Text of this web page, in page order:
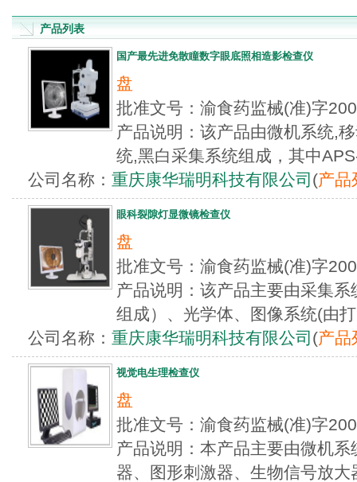
产品列表
国产最先进免散瞳数字眼底照相造影检查仪
盘
批准文号：渝食药监械(准)字
产品说明：该产品由微机系统,
统,黑白采集系统组成，其中
公司名称： 重庆康华瑞明科技有限公司 (产品
眼科裂隙灯显微镜检查仪
盘
批准文号：渝食药监械(准)字
产品说明：该产品主要由采集
组成）、光学体、图像系统(由
公司名称： 重庆康华瑞明科技有限公司 (产品
视觉电生理检查仪
盘
批准文号：渝食药监械(准)字
产品说明：本产品主要由微机
器、图形刺激器、生物信号放大